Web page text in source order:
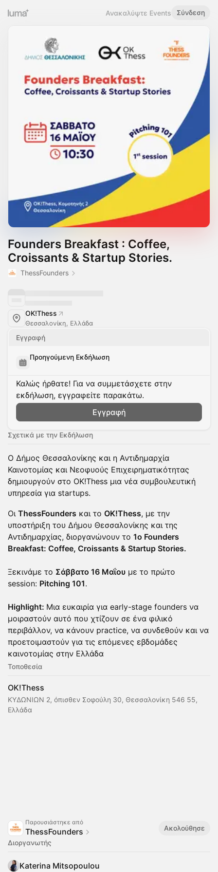
Ανακαλύψτε Events Σύνδεση
Founders Breakfast : Coffee,
Croissants & Startup Stories.
ThessFounders
OK!Thess
Θεσσαλονίκη, Ελλάδα
Εγγραφή
Προηγούμενη Εκδήλωση
Καλώς ήρθατε! Για να συμμετάσχετε στην
εκδήλωση, εγγραφείτε παρακάτω.
Εγγραφή
Σχετικά με την Εκδήλωση
Ο Δήμος Θεσσαλονίκης και η Αντιδημαρχία
Καινοτομίας και Νεοφυούς Επιχειρηματικότητας
δημιουργούν στο OK!Thess μια νέα συμβουλευτική
υπηρεσία για startups.
Oι ThessFounders και το OK!Thess, με την
υποστήριξη του Δήμου Θεσσαλονίκης και της
Αντιδημαρχίας, διοργανώνουν το 1ο Founders
Breakfast: Coffee, Croissants & Startup Stories.
Ξεκινάμε το Σάββατο 16 Μαΐου με το πρώτο
session: Pitching 101.
Highlight: Μια ευκαιρία για early-stage founders να
μοιραστούν αυτό που χτίζουν σε ένα φιλικό
περιβάλλον, να κάνουν practice, να συνδεθούν και να
προετοιμαστούν για τις επόμενες εβδομάδες
καινοτομίας στην Ελλάδα
Τοποθεσία
OK!Thess
ΚΥΔΩΝΙΩΝ 2, όπισθεν Σοφούλη 30, Θεσσαλονίκη 546 55,
Ελλάδα
Παρουσιάστηκε από
ThessFounders
Ακολούθησε
Διοργανωτής
Katerina Mitsopoulou